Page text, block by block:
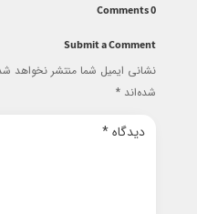
0 Comments
Submit a Comment
نشانی ایمیل شما منتشر نخواهد
شده‌اند *